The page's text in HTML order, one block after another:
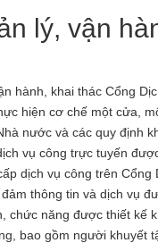
lý, vận
hành, khai thác Cổng
hiện cơ chế một cửa,
nước và các quy định
vụ công trực tuyến
dịch vụ công trên
thông tin và dịch vụ
chức năng được thiết kế
bao gồm người khuyết